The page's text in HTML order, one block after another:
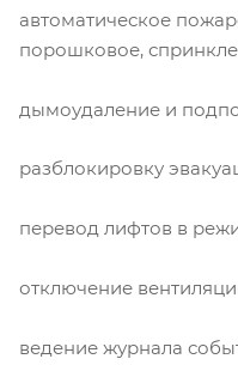
автоматическое
порошковое,
дымоудаление и
разблокировку
перевод лифтов в
отключение
ведение журнала